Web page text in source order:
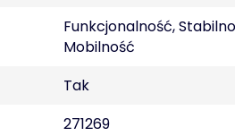
Funkcjonalność,
Mobilność
Tak
271269